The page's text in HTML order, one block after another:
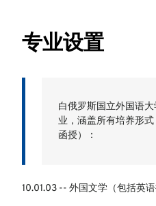
专业设置
白俄罗斯国立外国语
业，涵盖所有培养形式
函授）：
10.01.03 -- 外国文学（包括英语